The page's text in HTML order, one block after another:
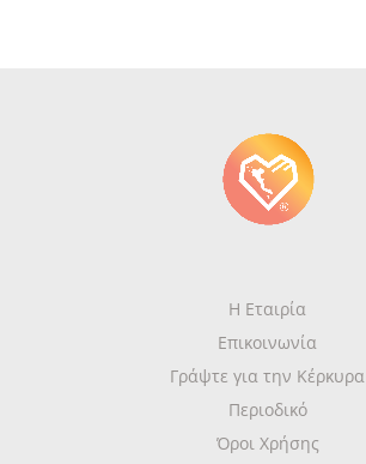
Η Εταιρία
Επικοινωνία
Γράψτε για την Κέρκυρα
Περιοδικό
Όροι Χρήσης